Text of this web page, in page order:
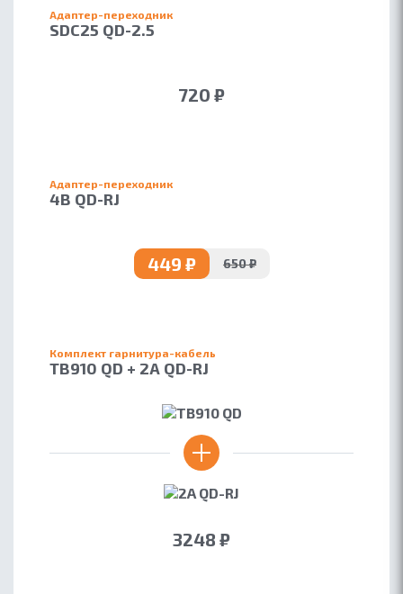
Адаптер-переходник
SDC25 QD-2.5
720 ₽
Адаптер-переходник
4B QD-RJ
449 ₽ 650 ₽
Комплект гарнитура-кабель
TB910 QD + 2A QD-RJ
3248 ₽